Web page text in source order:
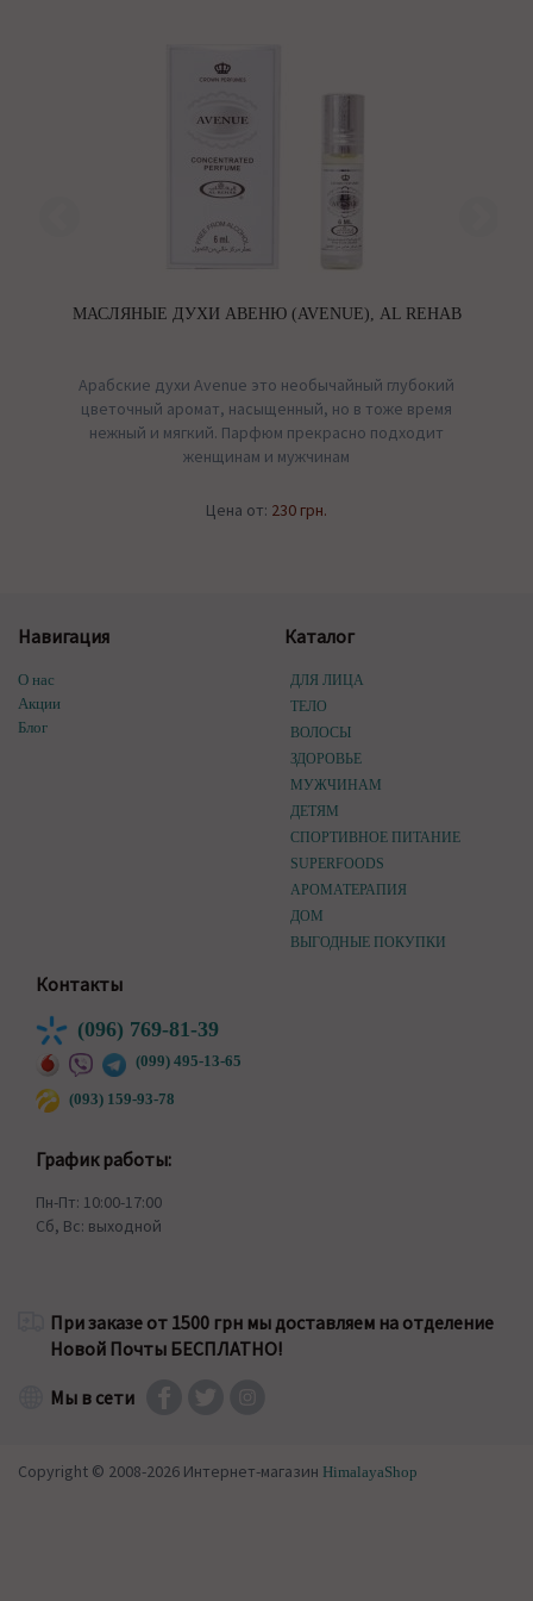
МАСЛЯНЫЕ ДУХИ АВЕНЮ (AVENUE), AL REHAB
Арабские духи Avenue это необычайный глубокий
цветочный аромат, насыщенный, но в тоже время
нежный и мягкий. Парфюм прекрасно подходит
женщинам и мужчинам
Цена от: 230 грн.
Навигация
О нас
Акции
Блог
Каталог
ДЛЯ ЛИЦА
ТЕЛО
ВОЛОСЫ
ЗДОРОВЬЕ
МУЖЧИНАМ
ДЕТЯМ
СПОРТИВНОЕ ПИТАНИЕ
SUPERFOODS
АРОМАТЕРАПИЯ
ДОМ
ВЫГОДНЫЕ ПОКУПКИ
Контакты
(096) 769-81-39
(099) 495-13-65
(093) 159-93-78
График работы:
Пн-Пт: 10:00-17:00
Сб, Вс: выходной
При заказе от 1500 грн мы доставляем на отделение
Новой Почты БЕСПЛАТНО!
Мы в сети
Copyright © 2008-2026 Интернет-магазин HimalayaShop